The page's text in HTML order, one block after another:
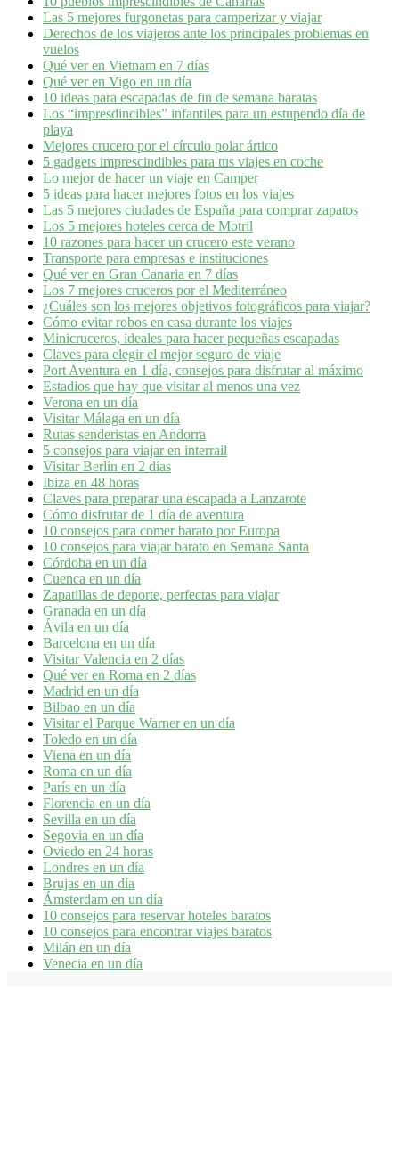
Las 5 mejores furgonetas para camperizar y viajar
Derechos de los viajeros ante los principales problemas en
vuelos
Qué ver en Vietnam en 7 días
Qué ver en Vigo en un día
10 ideas para escapadas de fin de semana baratas
Los “impresdincibles” infantiles para un estupendo día de
playa
Mejores crucero por el círculo polar ártico
5 gadgets imprescindibles para tus viajes en coche
Lo mejor de hacer un viaje en Camper
5 ideas para hacer mejores fotos en los viajes
Las 5 mejores ciudades de España para comprar zapatos
Los 5 mejores hoteles cerca de Motril
10 razones para hacer un crucero este verano
Transporte para empresas e instituciones
Qué ver en Gran Canaria en 7 días
Los 7 mejores cruceros por el Mediterráneo
¿Cuáles son los mejores objetivos fotográficos para viajar?
Cómo evitar robos en casa durante los viajes
Minicruceros, ideales para hacer pequeñas escapadas
Claves para elegir el mejor seguro de viaje
Port Aventura en 1 día, consejos para disfrutar al máximo
Estadios que hay que visitar al menos una vez
Verona en un día
Visitar Málaga en un día
Rutas senderistas en Andorra
5 consejos para viajar en interrail
Visitar Berlín en 2 días
Ibiza en 48 horas
Claves para preparar una escapada a Lanzarote
Cómo disfrutar de 1 día de aventura
10 consejos para comer barato por Europa
10 consejos para viajar barato en Semana Santa
Córdoba en un día
Cuenca en un día
Zapatillas de deporte, perfectas para viajar
Granada en un día
Ávila en un día
Barcelona en un día
Visitar Valencia en 2 días
Qué ver en Roma en 2 días
Madrid en un día
Bilbao en un día
Visitar el Parque Warner en un día
Toledo en un día
Viena en un día
Roma en un día
París en un día
Florencia en un día
Sevilla en un día
Segovia en un día
Oviedo en 24 horas
Londres en un día
Brujas en un día
Ámsterdam en un día
10 consejos para reservar hoteles baratos
10 consejos para encontrar viajes baratos
Milán en un día
Venecia en un día